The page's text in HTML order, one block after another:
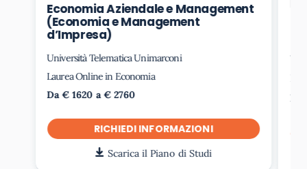
Economia Aziendale e Management
(Economia e Management
d’Impresa)
Università Telematica Unimarconi
Laurea Online in Economia
Da € 1620 a € 2760
RICHIEDI INFORMAZIONI
Scarica il Piano di Studi
Da